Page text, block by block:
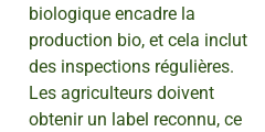
biologique encadre la
production bio, et cela inclut
des inspections régulières.
Les agriculteurs doivent
obtenir un label reconnu, ce